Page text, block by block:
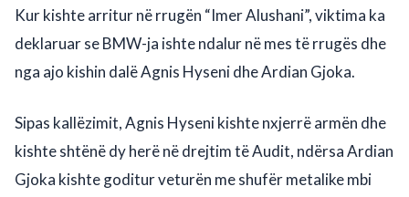
Kur kishte arritur në rrugën “Imer Alushani”, viktima ka
deklaruar se BMW-ja ishte ndalur në mes të rrugës dhe
nga ajo kishin dalë Agnis Hyseni dhe Ardian Gjoka.
Sipas kallëzimit, Agnis Hyseni kishte nxjerrë armën dhe
kishte shtënë dy herë në drejtim të Audit, ndërsa Ardian
Gjoka kishte goditur veturën me shufër metalike mbi